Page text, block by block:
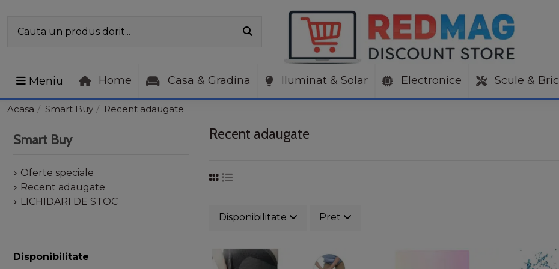
Meniu Home Casa & Gradina Iluminat & Solar Electronice Scule &
Acasa Smart Buy Recent adaugate
Recent adaugate
Disponibilitate Pret
Smart Buy
Oferte speciale
Recent adaugate
LICHIDARI DE STOC
Disponibilitate